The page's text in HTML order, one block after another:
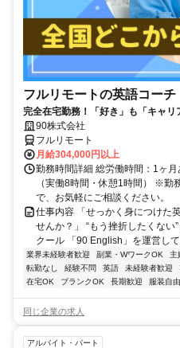
フルリモートの英語コーチ
完全在宅勤務！「好き」も「キャリ
90株式会社
フルリモート
月給304,000円以上
勤務時間詳細 総労働時間：1ヶ
（実働8時間・休憩1時間） ※勤
で、お気軽にご相談ください。
仕事内容 「せっかく身につけた
せんか？」 “もう挫折したくない
クール 「90 English」を運営し
業界未経験者歓迎 副業・WワークOK 主
転勤なし
経験不問 英語 未経験者歓迎
在宅OK
ブランクOK 長期歓迎 服装自由
同じ企業の求人
アルバイト・パート